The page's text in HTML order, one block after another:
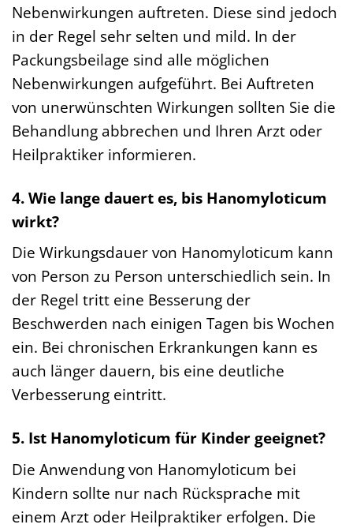
Nebenwirkungen auftreten. Diese sind jedoch
in der Regel sehr selten und mild. In der
Packungsbeilage sind alle möglichen
Nebenwirkungen aufgeführt. Bei Auftreten
von unerwünschten Wirkungen sollten Sie die
Behandlung abbrechen und Ihren Arzt oder
Heilpraktiker informieren.
4. Wie lange dauert es, bis Hanomyloticum
wirkt?
Die Wirkungsdauer von Hanomyloticum kann
von Person zu Person unterschiedlich sein. In
der Regel tritt eine Besserung der
Beschwerden nach einigen Tagen bis Wochen
ein. Bei chronischen Erkrankungen kann es
auch länger dauern, bis eine deutliche
Verbesserung eintritt.
5. Ist Hanomyloticum für Kinder geeignet?
Die Anwendung von Hanomyloticum bei
Kindern sollte nur nach Rücksprache mit
einem Arzt oder Heilpraktiker erfolgen. Die